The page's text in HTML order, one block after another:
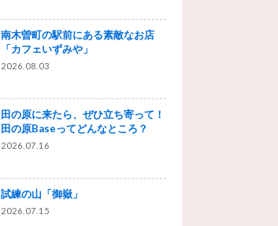
南木曽町の駅前にある素敵なお店
「カフェいずみや」
2026.08.03
田の原に来たら、ぜひ立ち寄って！
田の原Baseってどんなところ？
2026.07.16
試練の山「御嶽」
2026.07.15